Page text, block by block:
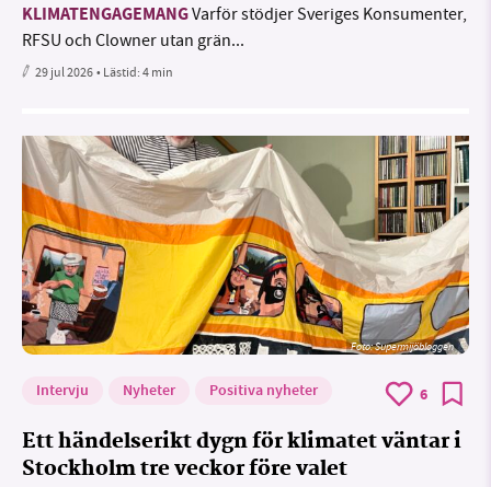
KLIMATENGAGEMANGVarför stödjer Sveriges Konsumenter,
RFSU och Clowner utan grän...
29 jul 2026• Lästid:4 min
Foto: Supermijöbloggen
Intervju Nyheter Positiva nyheter 6
Ett händelserikt dygn för klimatet väntar i
Stockholm tre veckor före valet